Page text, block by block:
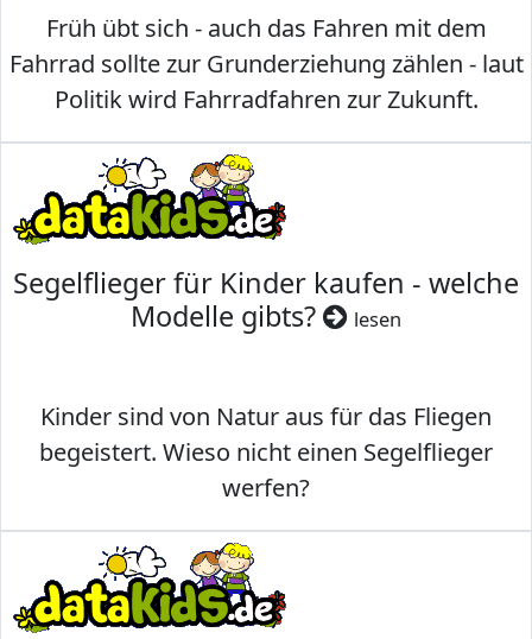
Früh übt sich - auch das Fahren mit dem
Fahrrad sollte zur Grunderziehung zählen - laut
Politik wird Fahrradfahren zur Zukunft.
Segelflieger für Kinder kaufen - welche
Modelle gibts?
lesen
Kinder sind von Natur aus für das Fliegen
begeistert. Wieso nicht einen Segelflieger
werfen?